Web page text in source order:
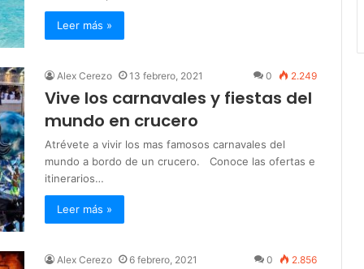
Leer más »
Alex Cerezo 13 febrero, 2021 0 2.249
Vive los carnavales y fiestas del
mundo en crucero
Atrévete a vivir los mas famosos carnavales del
mundo a bordo de un crucero. Conoce las ofertas e
itinerarios…
Leer más »
Alex Cerezo 6 febrero, 2021 0 2.856